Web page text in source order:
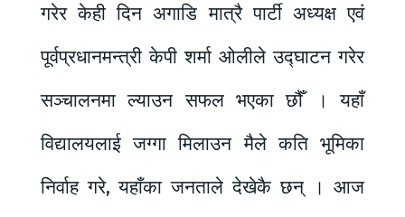
गरेर केही दिन अगाडि मात्रै पार्टी अध्यक्ष एवं
पूर्वप्रधानमन्त्री केपी शर्मा ओलीले उद्घाटन गरेर
सञ्चालनमा ल्याउन सफल भएका छौँ । यहाँ
विद्यालयलाई जग्गा मिलाउन मैले कति भूमिका
निर्वाह गरे, यहाँका जनताले देखेकै छन् । आज